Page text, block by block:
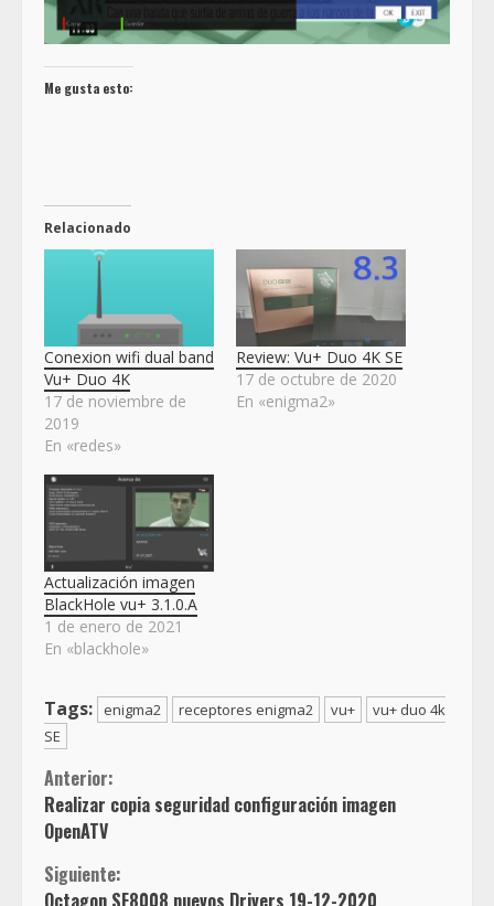
Me gusta esto:
Relacionado
Conexion wifi dual band
Vu+ Duo 4K
17 de noviembre de
2019
En «redes»
Review: Vu+ Duo 4K SE
17 de octubre de 2020
En «enigma2»
Actualización imagen
BlackHole vu+ 3.1.0.A
1 de enero de 2021
En «blackhole»
Tags: enigma2 receptores enigma2 vu+
vu+ duo 4k
SE
Sigue
leyendo
Anterior:
Realizar copia seguridad configuración imagen
OpenATV
Siguiente:
Octagon SF8008 nuevos Drivers 19-12-2020